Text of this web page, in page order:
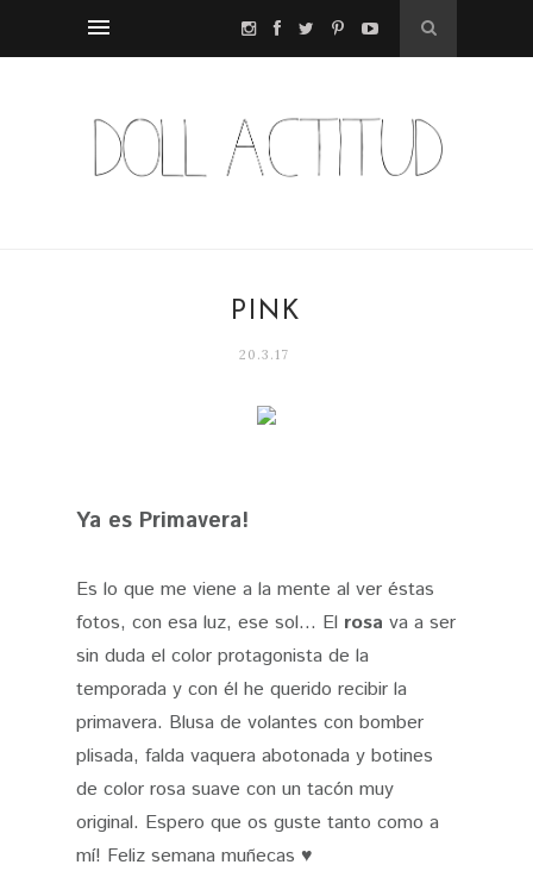
PINK
20.3.17
Ya es Primavera!
Es lo que me viene a la mente al ver éstas
fotos, con esa luz, ese sol... El rosa va a ser
sin duda el color protagonista de la
temporada y con él he querido recibir la
primavera. Blusa de volantes con bomber
plisada, falda vaquera abotonada y botines
de color rosa suave con un tacón muy
original. Espero que os guste tanto como a
mí! Feliz semana muñecas ♥